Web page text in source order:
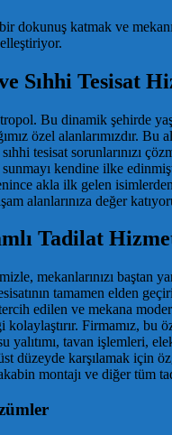
katmak ve
Sıhhi Tesisat
Bu dinamik şehirde
özel alanlarımızdır.
tesisat sorunlarınızı
kendine ilke
akla ilk gelen
alanlarınıza değer
Tadilat
mekanlarınızı baştan
tamamen elden
edilen ve mekana
Firmamız, bu
yalıtımı, tavan
düzeyde karşılamak için
montajı ve diğer tüm